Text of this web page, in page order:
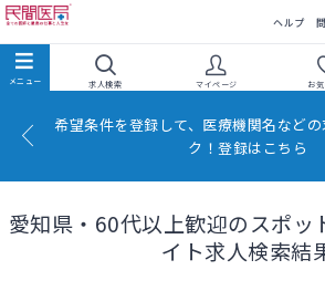
ヘルプ
求人検索 マイページ お
希望条件を登録して、医療機関名など
ク！登録はこちら
愛知県・60代以上歓迎のスポッ
イト求人検索結